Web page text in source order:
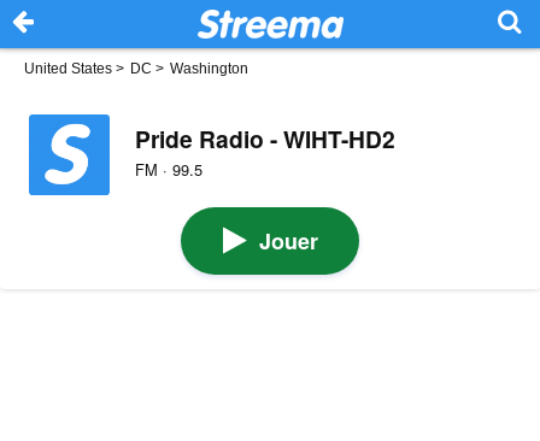
United States > DC > Washington
Pride Radio - WIHT-HD2
FM · 99.5
Jouer